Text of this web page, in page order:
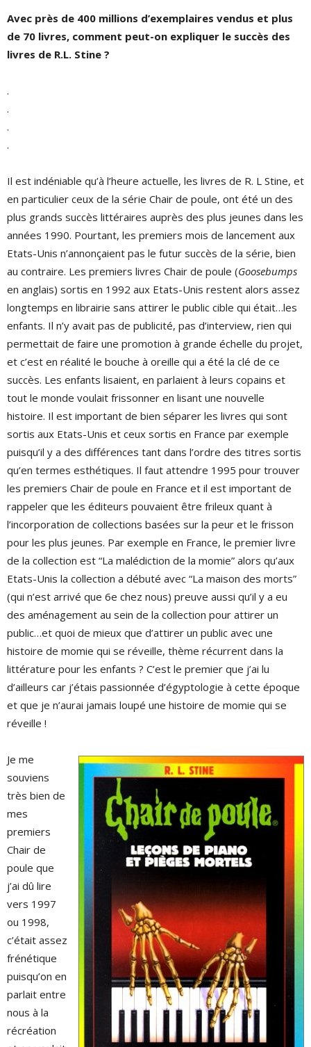
Avec près de 400 millions d’exemplaires vendus et plus
de 70 livres, comment peut-on expliquer le succès des
livres de R.L. Stine ?
.
.
.
.
Il est indéniable qu’à l’heure actuelle, les livres de R. L Stine, et
en particulier ceux de la série Chair de poule, ont été un des
plus grands succès littéraires auprès des plus jeunes dans les
années 1990. Pourtant, les premiers mois de lancement aux
Etats-Unis n’annonçaient pas le futur succès de la série, bien
au contraire. Les premiers livres Chair de poule (Goosebumps
en anglais) sortis en 1992 aux Etats-Unis restent alors assez
longtemps en librairie sans attirer le public cible qui était…les
enfants. Il n’y avait pas de publicité, pas d’interview, rien qui
permettait de faire une promotion à grande échelle du projet,
et c’est en réalité le bouche à oreille qui a été la clé de ce
succès. Les enfants lisaient, en parlaient à leurs copains et
tout le monde voulait frissonner en lisant une nouvelle
histoire. Il est important de bien séparer les livres qui sont
sortis aux Etats-Unis et ceux sortis en France par exemple
puisqu’il y a des différences tant dans l’ordre des titres sortis
qu’en termes esthétiques. Il faut attendre 1995 pour trouver
les premiers Chair de poule en France et il est important de
rappeler que les éditeurs pouvaient être frileux quant à
l’incorporation de collections basées sur la peur et le frisson
pour les plus jeunes. Par exemple en France, le premier livre
de la collection est “La malédiction de la momie” alors qu’aux
Etats-Unis la collection a débuté avec “La maison des morts”
(qui n’est arrivé que 6e chez nous) preuve aussi qu’il y a eu
des aménagement au sein de la collection pour attirer un
public…et quoi de mieux que d’attirer un public avec une
histoire de momie qui se réveille, thème récurrent dans la
littérature pour les enfants ? C’est le premier que j’ai lu
d’ailleurs car j’étais passionnée d’égyptologie à cette époque
et que je n’aurai jamais loupé une histoire de momie qui se
réveille !
Je me
souviens
très bien de
mes
premiers
Chair de
poule que
j’ai dû lire
vers 1997
ou 1998,
c’était assez
frénétique
puisqu’on en
parlait entre
nous à la
récréation